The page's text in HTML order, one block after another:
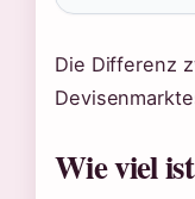
Die Differenz
Wie viel